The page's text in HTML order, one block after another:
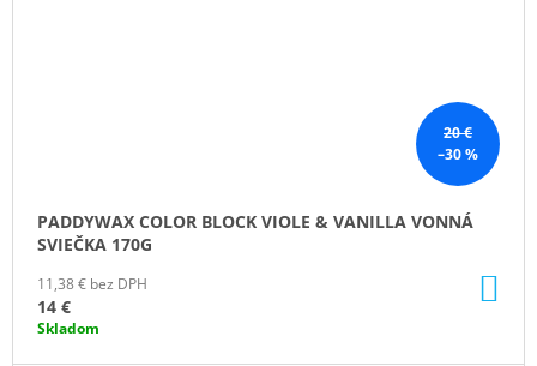
20 €
–30 %
PADDYWAX COLOR BLOCK VIOLE & VANILLA VONNÁ
SVIEČKA 170G
11,38 € bez DPH
14 €
Skladom